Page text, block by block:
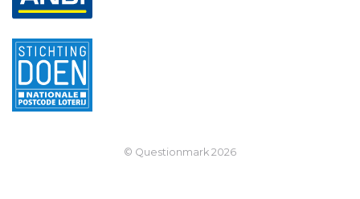
© Questionmark 2026